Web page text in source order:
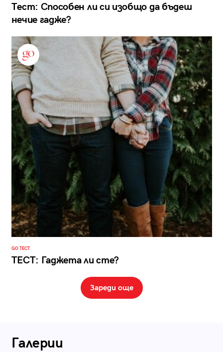
Тест: Способен ли си изобщо да бъдеш
нечие гадже?
GO ТЕСТ
ТЕСТ: Гаджета ли сте?
Зареди още
Галерии